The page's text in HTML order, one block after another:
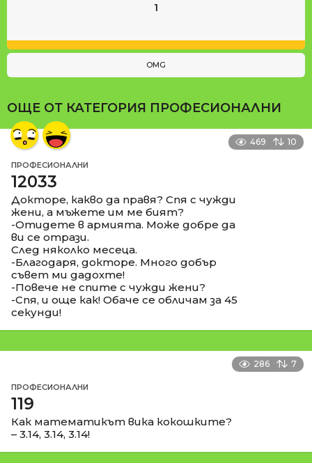
1
OMG
ОЩЕ ОТ КАТЕГОРИЯ ПРОФЕСИОНАЛНИ
469 10
ПРОФЕСИОНАЛНИ
12033
Докторе, какво да правя? Спя с чужди
жени, а мъжете им ме бият?
-Отидете в армията. Може добре да
ви се отрази.
След няколко месеца.
-Благодаря, докторе. Много добър
съвет ми дадохте!
-Повече не спите с чужди жени?
-Спя, и още как! Обаче се обличам за 45
секунди!
286 7
ПРОФЕСИОНАЛНИ
119
Как математикът вика кокошките?
– 3.14, 3.14, 3.14!